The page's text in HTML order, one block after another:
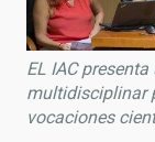
EL IAC
multidisciplinar
vocaciones